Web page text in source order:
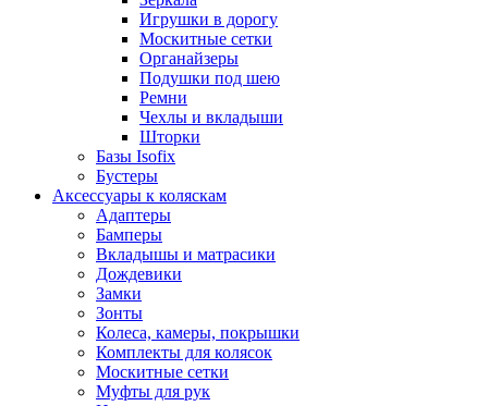
Игрушки в дорогу
Москитные сетки
Органайзеры
Подушки под шею
Ремни
Чехлы и вкладыши
Шторки
Базы Isofix
Бустеры
Аксессуары к коляскам
Адаптеры
Бамперы
Вкладышы и матрасики
Дождевики
Замки
Зонты
Колеса, камеры, покрышки
Комплекты для колясок
Москитные сетки
Муфты для рук